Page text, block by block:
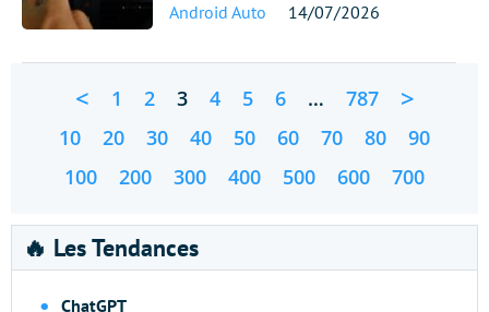
Android Auto 14/07/2026
< 1 2 3 4 5 6 … 787 >
10 20 30 40 50 60 70 80
90
100
200 300 400 500 600 700
🔥 Les Tendances
ChatGPT